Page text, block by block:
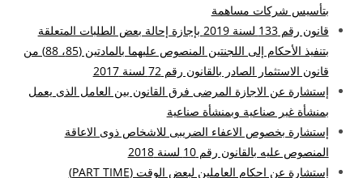
بتأسيس شركات مساهمة
قانون رقم 133 لسنة 2019 بإجازة إحالة بعض الطلبات المتعلقة
بتنفيذ الأحكام إلى اللجنتين المنصوص عليهما بالمادتين (85، 88) من
قانون الاستثمار الصادر بالقانون رقم 72 لسنة 2017
إستشارة عن الاجازة المرضى فرق القانون بين العامل الذى يعمل
بمنشأة غير صناعية وبمنشأة صناعية
إستشارة بخصوص الاعفاء الضريبى للاشخاص ذوى الاعاقة
المنصوص عليه بالقانون رقم 10 لسنة 2018
إستشارة عن احكام العاملين لبعض الوقت (PART TIME)